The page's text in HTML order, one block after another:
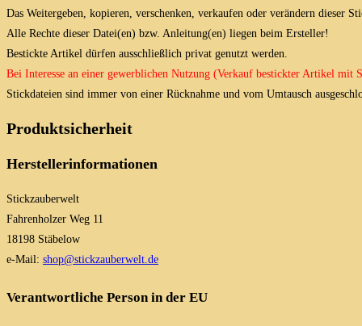
Das Weitergeben, kopieren, verschenken, verkaufen oder verändern dieser
Alle Rechte dieser Datei(en) bzw. Anleitung(en) liegen beim Ersteller!
Bestickte Artikel dürfen ausschließlich privat genutzt werden.
Bei Interesse an einer gewerblichen Nutzung (Verkauf bestickter Artikel
Stickdateien sind immer von einer Rücknahme und vom Umtausch
Produktsicherheit
Herstellerinformationen
Stickzauberwelt
Fahrenholzer Weg 11
18198 Stäbelow
e-Mail: shop@stickzauberwelt.de
Verantwortliche Person in der EU